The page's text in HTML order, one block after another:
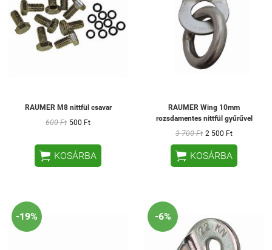
RAUMER M8 nittfül csavar
600 Ft 500 Ft
 KOSÁRBA
RAUMER Wing 10mm
rozsdamentes nittfül gyűrűvel
3 700 Ft 2 500 Ft
 KOSÁRBA
-19% -6%